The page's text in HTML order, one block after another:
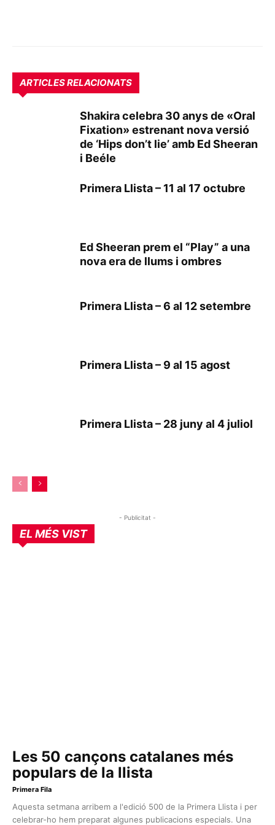
ARTICLES RELACIONATS
Shakira celebra 30 anys de «Oral
Fixation» estrenant nova versió
de ‘Hips don’t lie’ amb Ed Sheeran
i Beéle
Primera Llista – 11 al 17 octubre
Ed Sheeran prem el “Play” a una
nova era de llums i ombres
Primera Llista – 6 al 12 setembre
Primera Llista – 9 al 15 agost
Primera Llista – 28 juny al 4 juliol
- Publicitat -
EL MÉS VIST
Les 50 cançons catalanes més
populars de la llista
Primera Fila
Aquesta setmana arribem a l'edició 500 de la Primera Llista i per
celebrar-ho hem preparat algunes publicacions especials. Una